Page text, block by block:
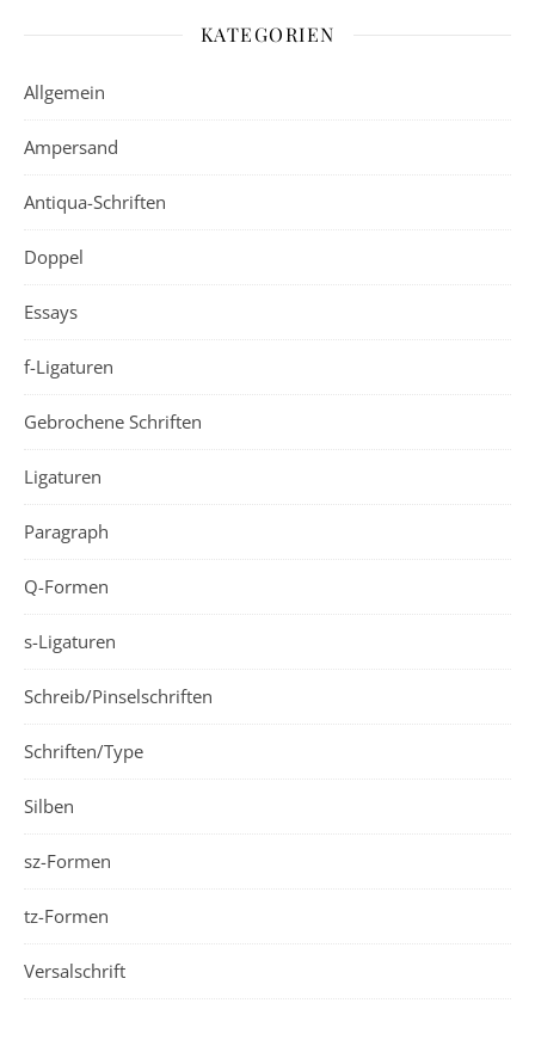
KATEGORIEN
Allgemein
Ampersand
Antiqua-Schriften
Doppel
Essays
f-Ligaturen
Gebrochene Schriften
Ligaturen
Paragraph
Q-Formen
s-Ligaturen
Schreib/Pinselschriften
Schriften/Type
Silben
sz-Formen
tz-Formen
Versalschrift